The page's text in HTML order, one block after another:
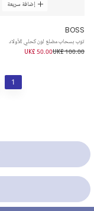
إضافة سريعة
BOSS
توب بسحاب مضلع لون كحلي للأولاد
UK£ 100.00
UK£ 50.00
1